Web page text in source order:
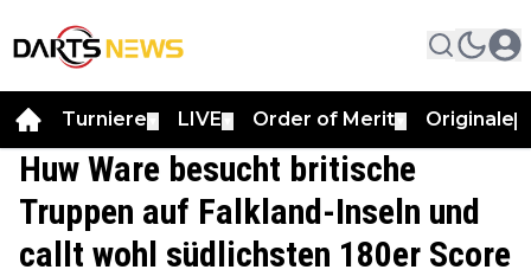
Turniere LIVE Order of Merit Originale
Huw Ware besucht britische
Truppen auf Falkland-Inseln und
callt wohl südlichsten 180er Score